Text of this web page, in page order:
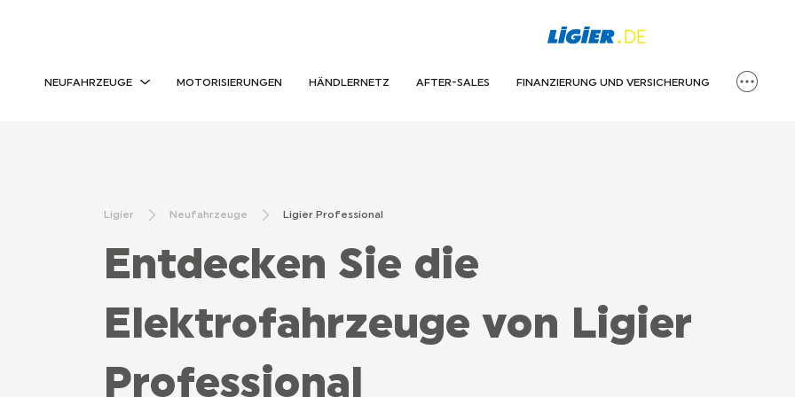
NEUFAHRZEUGE MOTORISIERUNGEN HÄNDLERNETZ AFTER-SALES FINANZIERUNG UND VERSICHERUNG
Ligier Neufahrzeuge Ligier Professional
Entdecken Sie die
Elektrofahrzeuge von Ligier
Professional